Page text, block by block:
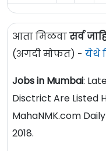
आता मिळवासर्व
(अगदी मोफत) - येथे
Jobs in Mumbai:
Disctrict Are Listed
MahaNMK.com
2018.